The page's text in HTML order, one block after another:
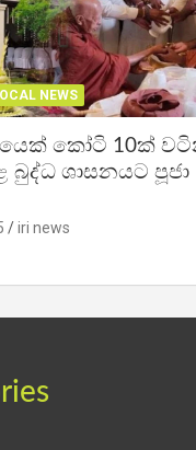
NEWS
කෝටි 10ක්
බුද්ධ ශාසනයට පූජා
iri news